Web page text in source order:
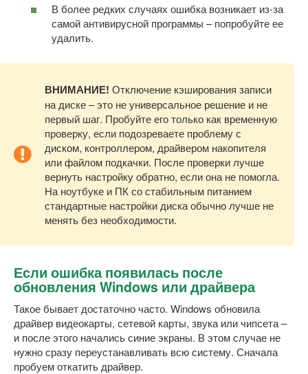
В более редких случаях ошибка возникает из-за
самой антивирусной программы – попробуйте ее
удалить.
ВНИМАНИЕ! Отключение кэширования записи
на диске – это не универсальное решение и не
первый шаг. Пробуйте его только как временную
проверку, если подозреваете проблему с
диском, контроллером, драйвером накопителя
или файлом подкачки. После проверки лучше
вернуть настройку обратно, если она не помогла.
На ноутбуке и ПК со стабильным питанием
стандартные настройки диска обычно лучше не
менять без необходимости.
Если ошибка появилась после
обновления Windows или драйвера
Такое бывает достаточно часто. Windows обновила
драйвер видеокарты, сетевой карты, звука или чипсета –
и после этого начались синие экраны. В этом случае не
нужно сразу переустанавливать всю систему. Сначала
пробуем откатить драйвер.